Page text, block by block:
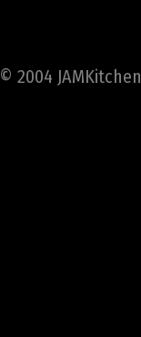
© 2004 JAMKitchen